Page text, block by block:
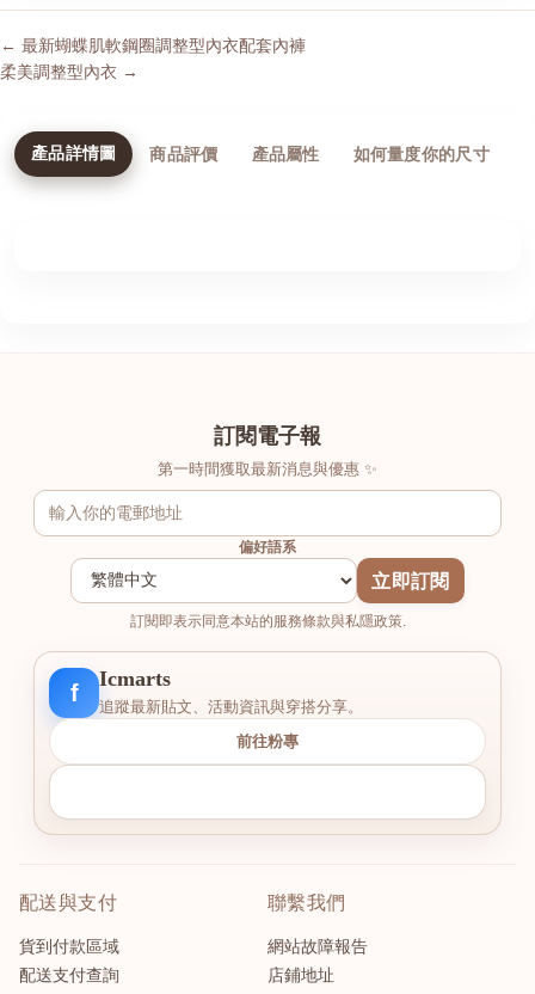
← 最新蝴蝶肌軟鋼圈調整型內衣配套內褲
柔美調整型內衣 →
產品詳情圖 商品評價 產品屬性 如何量度你的尺寸
訂閱電子報
第一時間獲取最新消息與優惠 ✨
偏好語系
立即訂閱
訂閱即表示同意本站的服務條款與私隱政策.
f
Icmarts
追蹤最新貼文、活動資訊與穿搭分享。
前往粉專
配送與支付
貨到付款區域
配送支付查詢
聯繫我們
網站故障報告
店鋪地址